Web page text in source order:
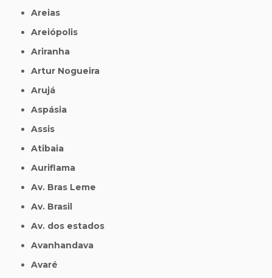
Areias
Areiópolis
Ariranha
Artur Nogueira
Arujá
Aspásia
Assis
Atibaia
Auriflama
Av. Bras Leme
Av. Brasil
Av. dos estados
Avanhandava
Avaré